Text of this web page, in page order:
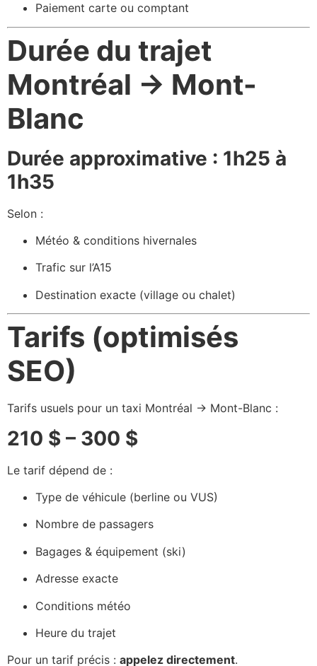
Paiement carte ou comptant
Durée du trajet
Montréal → Mont-
Blanc
Durée approximative : 1h25 à
1h35
Selon :
Météo & conditions hivernales
Trafic sur l’A15
Destination exacte (village ou chalet)
Tarifs (optimisés
SEO)
Tarifs usuels pour un taxi Montréal → Mont-Blanc :
210 $ – 300 $
Le tarif dépend de :
Type de véhicule (berline ou VUS)
Nombre de passagers
Bagages & équipement (ski)
Adresse exacte
Conditions météo
Heure du trajet
Pour un tarif précis : appelez directement.